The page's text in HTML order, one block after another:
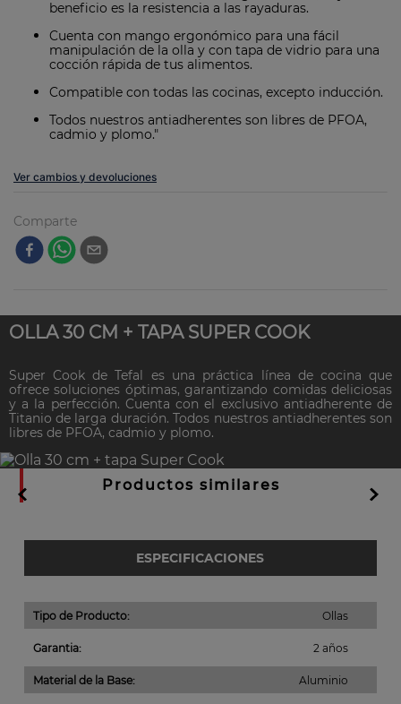
beneficio es la resistencia a las rayaduras.
Cuenta con mango ergonómico para una fácil
manipulación de la olla y con tapa de vidrio para una
cocción rápida de tus alimentos.
Compatible con todas las cocinas, excepto inducción.
Todos nuestros antiadherentes son libres de PFOA,
cadmio y plomo."
Ver cambios y devoluciones
Comparte
OLLA 30 CM + TAPA SUPER COOK
Super Cook de Tefal es una práctica línea de cocina que
ofrece soluciones óptimas, garantizando comidas deliciosas
y a la perfección. Cuenta con el exclusivo antiadherente de
Titanio de larga duración. Todos nuestros antiadherentes son
libres de PFOA, cadmio y plomo.
Productos similares
ESPECIFICACIONES
Tipo de Producto: Ollas
Garantia: 2 años
Material de la Base: Aluminio